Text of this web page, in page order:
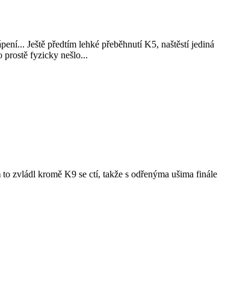
Ještě předtím lehké přeběhnutí K5, naštěstí jediná
prostě fyzicky nešlo...
zvládl kromě K9 se ctí, takže s odřenýma ušima finále